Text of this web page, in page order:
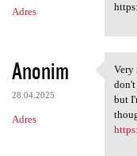
Adres
Anonim
28.04.2025
Adres
Very
Very
don't
but